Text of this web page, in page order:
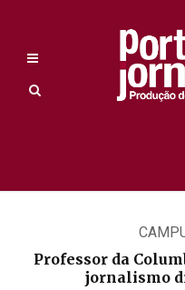
Professor da
jornalismo